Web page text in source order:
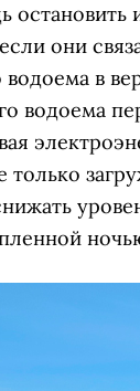
остановить
они
в
водоема
только